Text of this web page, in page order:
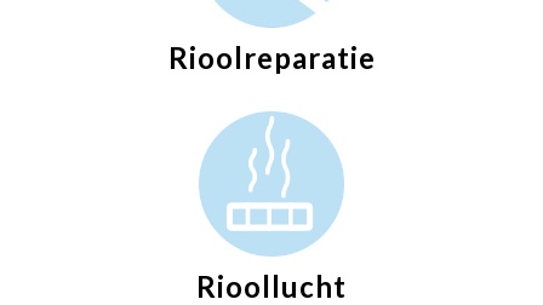
Rioolreparatie
Rioollucht